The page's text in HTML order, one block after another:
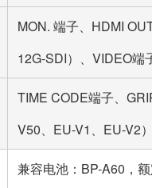
MON. 端子、HDMI
12G-SDI）、VIDEO端
TIME CODE端子、
V50、EU-V1、EU-V2
兼容电池：BP-A60，